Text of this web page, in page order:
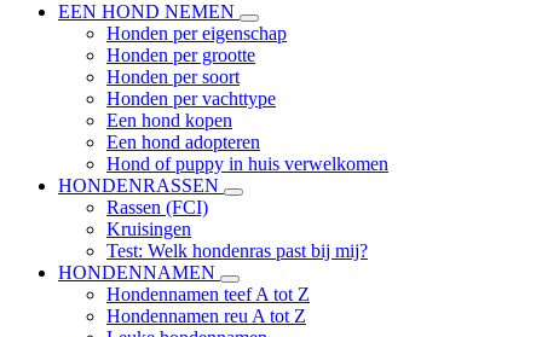
EEN HOND NEMEN
Honden per eigenschap
Honden per grootte
Honden per soort
Honden per vachttype
Een hond kopen
Een hond adopteren
Hond of puppy in huis verwelkomen
HONDENRASSEN
Rassen (FCI)
Kruisingen
Test: Welk hondenras past bij mij?
HONDENNAMEN
Hondennamen teef A tot Z
Hondennamen reu A tot Z